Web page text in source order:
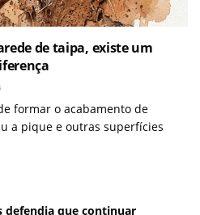
de taipa, existe um
formar o acabamento de
a pique e outras superfícies
defendia que continuar